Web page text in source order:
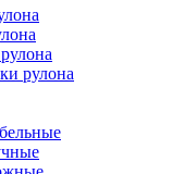
рулона